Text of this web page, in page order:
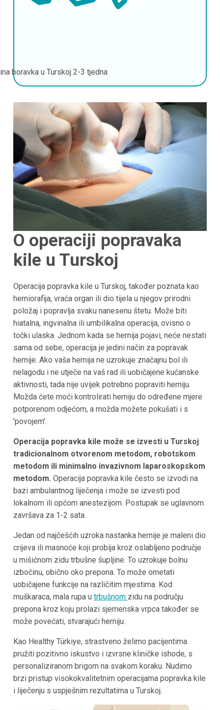
boravka u Turskoj 2-3 tjedna
O operaciji popravaka
kile u Turskoj
Operacija popravka kile u Turskoj, također poznata kao
herniorafija, vraća organ ili dio tijela u njegov prirodni
položaj i popravlja svaku nanesenu štetu. Može biti
hiatalna, ingvinalna ili umbilikalna operacija, ovisno o
točki ulaska. Jednom kada se hernija pojavi, neće nestati
sama od sebe, operacija je jedini način za popravak
hernije. Ako vaša hernija ne uzrokuje značajnu bol ili
nelagodu i ne utječe na vaš rad ili uobičajene kućanske
aktivnosti, tada nije uvijek potrebno popraviti herniju.
Možda ćete moći kontrolirati herniju do određene mjere
potporenom odjećom, a možda možete pokušati i s
'povojem'.
Operacija popravka kile može se izvesti u Turskoj
tradicionalnom otvorenom metodom, robotskom
metodom ili minimalno invazivnom laparoskopskom
metodom. Operacija popravka kile često se izvodi na
bazi ambulantnog liječenja i može se izvesti pod
lokalnom ili općom anestezijom. Postupak se uglavnom
završava za 1-2 sata.
Jedan od najčešćih uzroka nastanka hernije je maleni dio
crijeva ili masnoće koji probija kroz oslabljeno područje
u mišićnom zidu trbušne šupljine. To uzrokuje bolnu
izbočinu, obično oko prepona. To može ometati
uobičajene funkcije na različitim mjestima. Kod
muškaraca, mala rupa u trbušnom zidu na području
prepona kroz koju prolazi sjemenska vrpca također se
može povećati, stvarajući herniju.
Kao Healthy Türkiye, strastveno želimo pacijentima
pružiti pozitivno iskustvo i izvrsne kliničke ishode, s
personaliziranom brigom na svakom koraku. Nudimo
brzi pristup visokokvalitetnim operacijama popravka kile
i liječenju s uspješnim rezultatima u Turskoj.